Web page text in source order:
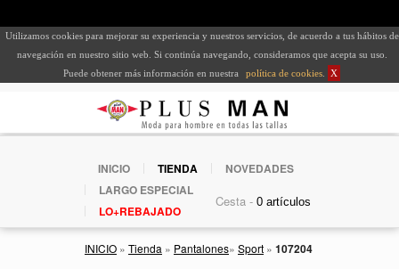
Utilizamos cookies para mejorar su experiencia y nuestros servicios, de acuerdo a tus hábitos de
navegación en nuestro sitio web. Si continúa navegando, consideramos que acepta su uso.
Puede obtener más información en nuestra
política de cookies X
INICIO TIENDA
NOVEDADES
LARGO ESPECIAL
LO+REBAJADO
Cesta -
INICIO » Tienda » Pantalones» Sport » 107204